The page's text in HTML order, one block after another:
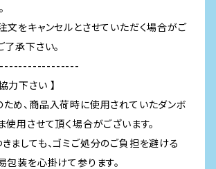
文をキャンセルとさせていただく場合がご
了承下さい。
力下さい 】
め、商品入荷時に使用されていたダンボ
使用させて頂く場合がございます。
ましても、ゴミご処分のご負担を避ける
包装を心掛けて参ります。